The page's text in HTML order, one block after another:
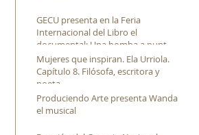
GECU presenta en la Feria
Internacional del Libro el
documental: Una bomba a punto
de estallar de Luis Franco.
Mujeres que inspiran. Ela Urriola.
Capítulo 8. Filósofa, escritora y
poeta
Produciendo Arte presenta Wanda
el musical